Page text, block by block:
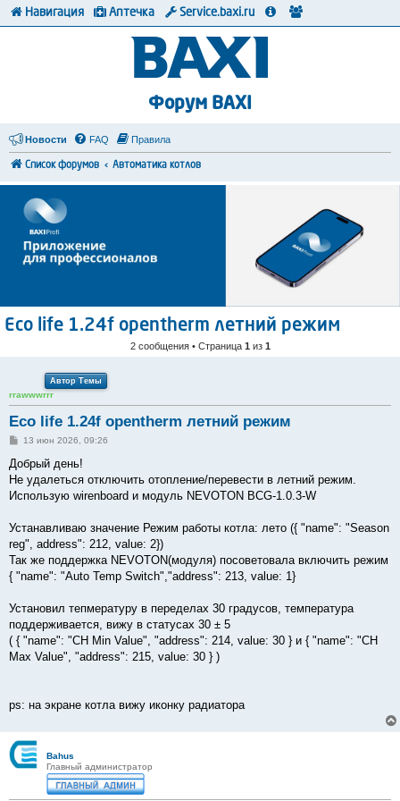
Форум BAXI
Новости FAQ Правила
Список форумов Автоматика котлов
Eco life 1.24f opentherm летний режим
2 сообщения • Страница 1 из 1
Автор Темы
rrawwwrrr
Eco life 1.24f opentherm летний режим
С
о
щ
е
е
13 июн 2026, 09:26
Добрый день!
Не удалеться отключить отопление/перевести в летний режим.
Использую wirenboard и модуль NEVOTON BCG-1.0.3-W
Устанавливаю значение Режим работы котла: лето ({ "name": "Season
reg", address": 212, value: 2})
Так же поддержка NEVOTON(модуля) посоветовала включить режим
{ "name": "Auto Temp Switch","address": 213, value: 1}
Установил тепмературу в переделах 30 градусов, температура
поддерживается, вижу в статусах 30 ± 5
( { "name": "CH Min Value", "address": 214, value: 30 } и { "name": "CH
Max Value", "address": 215, value: 30 } )
ps: на экране котла вижу иконку радиатора
Bahus
Главный администратор
Навигация Аптечка Service.baxi.ru